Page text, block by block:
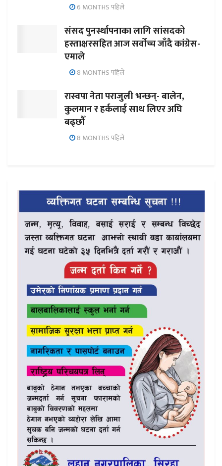
6 MONTHS पहिले
संसद पुनर्स्थापनाका लागि सांसदको
हस्ताक्षरसहित आज सर्वोच्च जाँदै कांग्रेस-
एमाले
8 MONTHS पहिले
रास्वपा नेता पराजुली भन्छन्- बालेन,
कुलमान र हर्कलाई साथ लिएर अघि
बढ्छौँ
8 MONTHS पहिले